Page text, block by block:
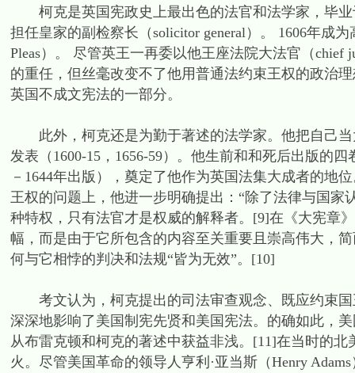
柯克是英国宪政史上最出色的法官和法学家，毕业
担任皇家的副检察长（solicitor general）。 1606年成
Pleas）。 尽管英王一再委以他王座法院大法官（chief
的重任，但丝毫改变不了他用普通法约束王权的政治
英国不成文宪法的一部分。
此外，柯克还是为勤于著述的法学家。他把自己当
发表（1600-15，1656-59）。他生前和和死后出版的
－1644年出版），奠定了他作为英国法集大成者的地
王权的问题上，他进一步明确提出：“除了法律与国
种特权，只有法官才是权威的解释者。[9]在《大宪章
幅，而是由于它所包含的内容至关重要且崇高伟大，
何与它相悖的判决和法规“皆为无效”。[10]
考文认为，柯克提出的司法审查观念、既应约束国
深深地影响了美国制宪先贤和美国宪法。的确如此，
从布雷克顿和柯克的著述中获益非浅。[11]在当时的
火。尽管美国革命的领导人亨利·亚当斯（Henry